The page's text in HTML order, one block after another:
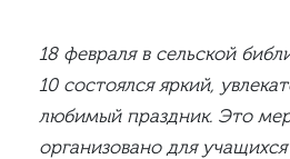
18 февраля в сельской
10 состоялся яркий,
любимый праздник. Это
организовано для